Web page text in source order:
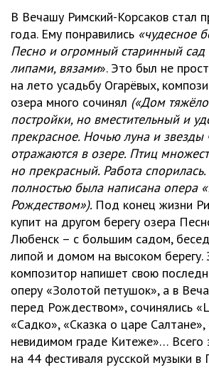
В Вечашу Римский-Корсаков стал
года. Ему понравились «чудесное
Песно и огромный старинный
липами, вязами». Это был не
на лето усадьбу Огарёвых,
озера много сочинял («Дом
постройки, но вместительный и
прекрасное. Ночью луна и звезды
отражаются в озере. Птиц
но прекрасный. Работа
полностью была написана опера
Рождеством»). Под конец жизни
купит на другом берегу озера
Любенск – с большим садом,
липой и домом на высоком берегу.
композитор напишет свою
оперу «Золотой петушок», а в
перед Рождеством», сочинялись
«Садко», «Сказка о царе Салтане»,
невидимом граде Китеже»… Всего
на 44 фестиваля русской музыки в